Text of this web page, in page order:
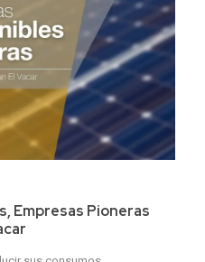
Empresas Pioneras